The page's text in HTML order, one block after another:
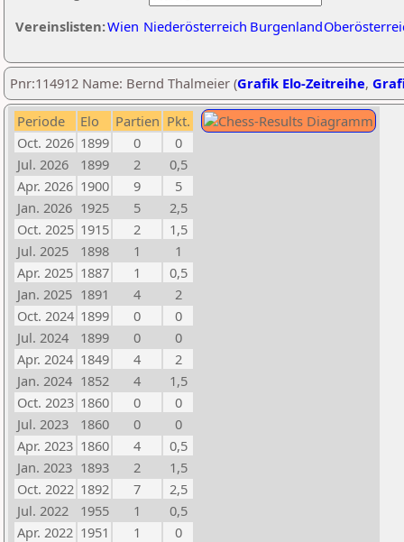
Vereinslisten:Wien Niederösterreich Burgenland
Pnr:114912 Name: Bernd Thalmeier (Grafik Elo-Zeitreihe,
Periode Elo Partien Pkt.
Oct. 2026 1899 0
0
Jul. 2026
1899 2
0,5
Apr. 2026 1900 9
5
Jan. 2026 1925 5
2,5
Oct. 2025 1915 2
1,5
Jul. 2025
1898 1
1
Apr. 2025 1887 1
0,5
Jan. 2025 1891 4
2
Oct. 2024 1899 0
0
Jul. 2024
1899 0
0
Apr. 2024 1849 4
2
Jan. 2024 1852 4
1,5
Oct. 2023 1860 0
0
Jul. 2023
1860 0
0
Apr. 2023 1860 4
0,5
Jan. 2023 1893 2
1,5
Oct. 2022 1892 7
2,5
Jul. 2022
1955 1
0,5
Apr. 2022 1951 1
0